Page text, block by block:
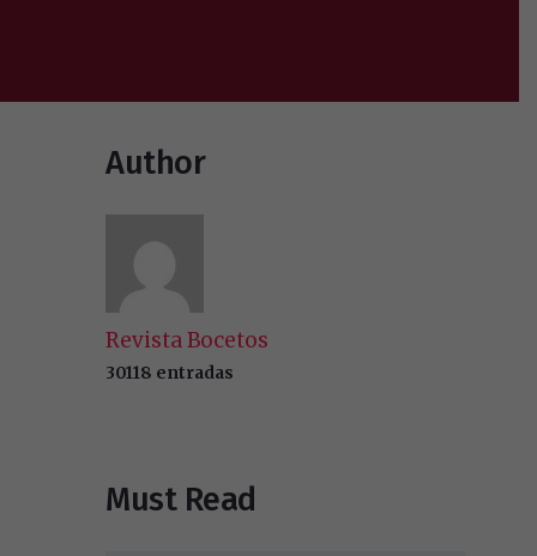
Author
Revista Bocetos
30118 entradas
Must Read